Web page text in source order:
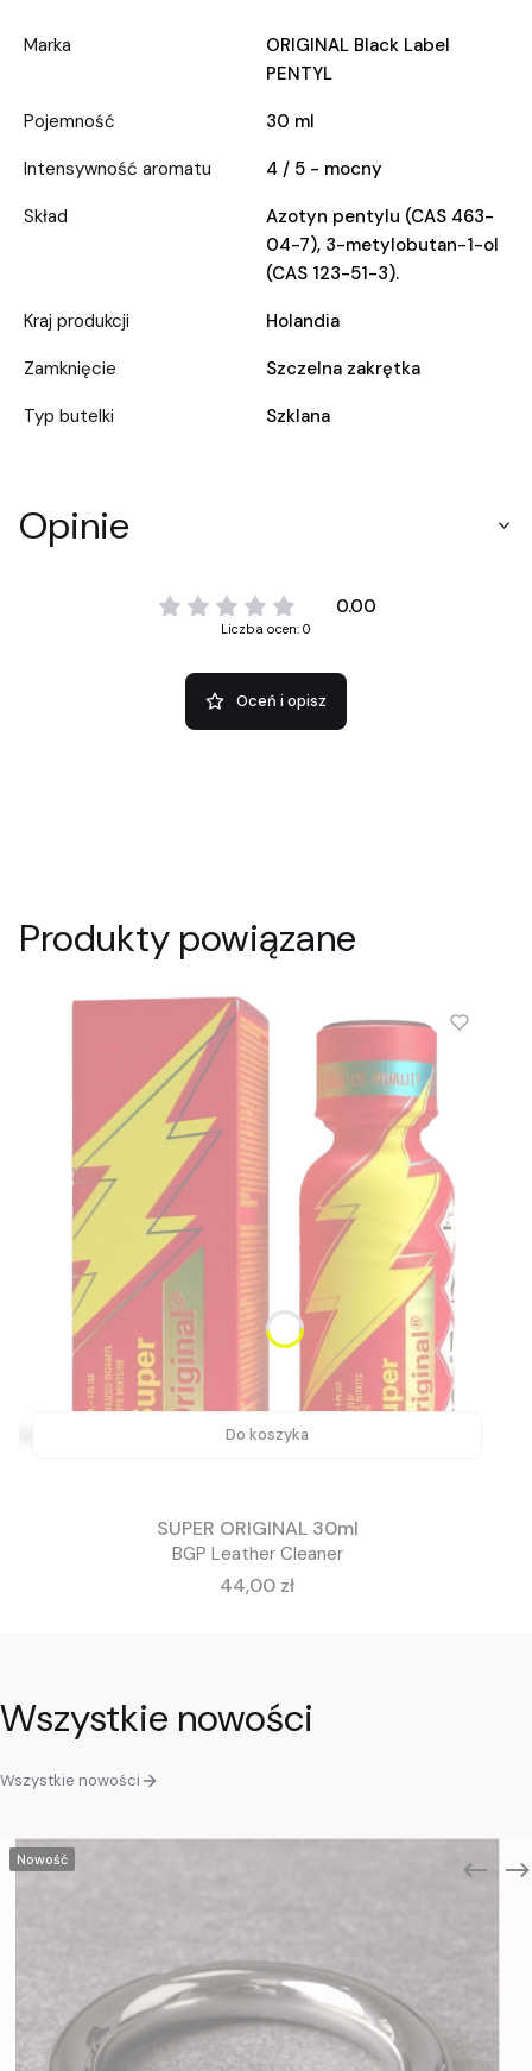
Marka
ORIGINAL Black Label
PENTYL
Pojemność
30 ml
Intensywność aromatu
4 / 5 - mocny
Skład
Azotyn pentylu (CAS 463-
04-7), 3-metylobutan-1-ol
(CAS 123-51-3).
Kraj produkcji
Holandia
Zamknięcie
Szczelna zakrętka
Typ butelki
Szklana
Opinie
0.00
Liczba ocen: 0
Oceń i opisz
Produkty powiązane
Do koszyka
SUPER ORIGINAL 30ml
BGP Leather Cleaner
Cena
44,00 zł
Wszystkie nowości
Wszystkie nowości
Nowość